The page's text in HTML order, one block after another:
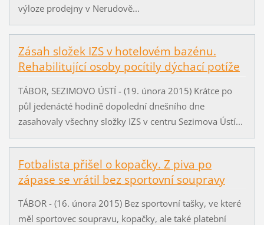
výloze prodejny v Nerudově...
Zásah složek IZS v hotelovém bazénu.
Rehabilitující osoby pocítily dýchací potíže
TÁBOR, SEZIMOVO ÚSTÍ - (19. února 2015) Krátce po
půl jedenácté hodině dopolední dnešního dne
zasahovaly všechny složky IZS v centru Sezimova Ústí...
Fotbalista přišel o kopačky. Z piva po
zápase se vrátil bez sportovní soupravy
TÁBOR - (16. února 2015) Bez sportovní tašky, ve které
měl sportovec soupravu, kopačky, ale také platební